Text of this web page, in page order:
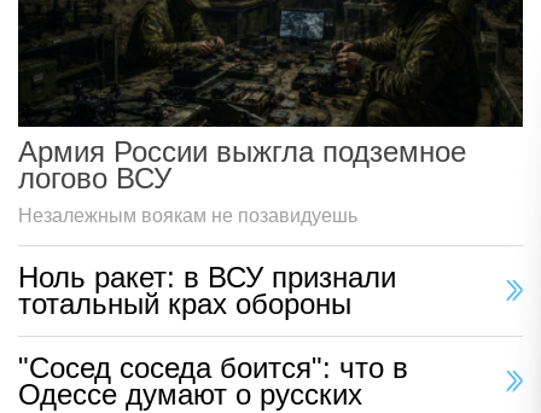
Армия России выжгла подземное
логово ВСУ
Незалежным воякам не позавидуешь
Ноль ракет: в ВСУ признали
тотальный крах обороны
"Сосед соседа боится": что в
Одессе думают о русских